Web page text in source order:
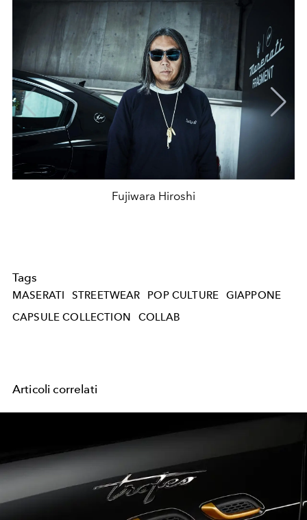
Fujiwara Hiroshi
Tags
MASERATI STREETWEAR POP CULTURE
GIAPPONE
CAPSULE COLLECTION
COLLAB
Articoli correlati